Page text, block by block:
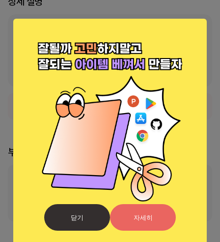
닫기 자세히
앱(App)을 통해 이용안내, 통합검색, 도서 대여조회 및 연기신청, 예약
등 도서관에서 제공하는 서비스를 언제 어디서나 동일하게 이용할 수 있
습니다.
서비스가 현재 일시적으로 사용 불가능한 상태입니다.
부스 리더
부스의 리더가 지정되지 않았습니다
리더 신청 및 소유권 이